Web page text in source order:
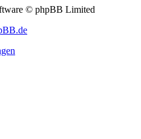
© phpBB Limited